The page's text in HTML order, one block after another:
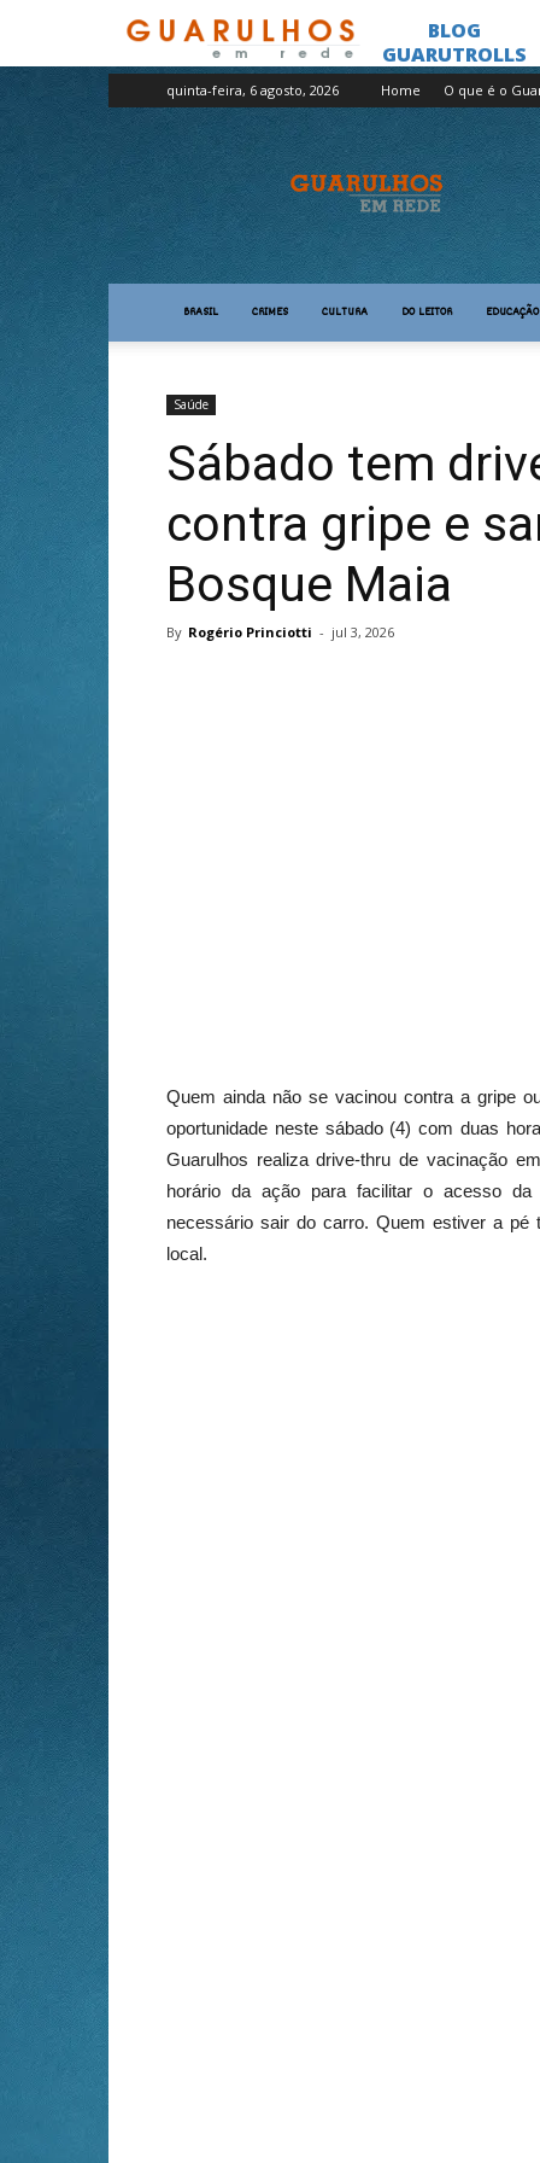
quinta-feira, 6 agosto, 2026 Home O que é o
Guarulhos
em
Rede
BRASIL CRIMES CULTURA DO LEITOR EDUCAÇÃO
Saúde
Sábado tem
contra gripe e
Bosque Maia
By Rogério Princiotti - jul 3, 2026
Quem ainda não se vacinou contra a gripe
oportunidade neste sábado (4) com duas
Guarulhos realiza drive-thru de vacinação
horário da ação para facilitar o acesso
necessário sair do carro. Quem estiver a pé
local.